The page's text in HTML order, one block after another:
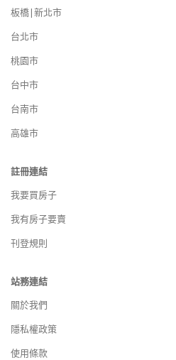
板橋|新北市
台北市
桃園市
台中市
台南市
高雄市
註冊連結
我要買房子
我有房子要賣
刊登規則
站務連結
關於我們
隱私權政策
使用條款